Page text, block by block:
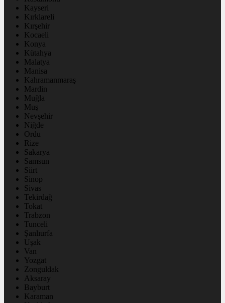
Kayseri
Kırklareli
Kırşehir
Kocaeli
Konya
Kütahya
Malatya
Manisa
Kahramanmaraş
Mardin
Muğla
Muş
Nevşehir
Niğde
Ordu
Rize
Sakarya
Samsun
Siirt
Sinop
Sivas
Tekirdağ
Tokat
Trabzon
Tunceli
Şanlıurfa
Uşak
Van
Yozgat
Zonguldak
Aksaray
Bayburt
Karaman